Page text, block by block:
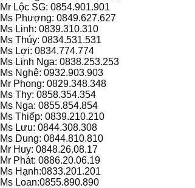
Mr Lộc SG: 0854.901.901
Ms Phượng: 0849.627.627
Ms Linh: 0839.310.310
Ms Thúy: 0834.531.531
Ms Lợi: 0834.774.774
Ms Linh Nga: 0838.253.253
Ms Nghệ: 0932.903.903
Mr Phong: 0829.348.348
Ms Thy: 0858.354.354
Ms Nga: 0855.854.854
Ms Thiếp: 0839.210.210
Ms Lưu: 0844.308.308
Ms Dung: 0844.810.810
Mr Huy: 0848.26.08.17
Mr Phát: 0886.20.06.19
Ms Hạnh:0833.201.201
Ms Loan:0855.890.890